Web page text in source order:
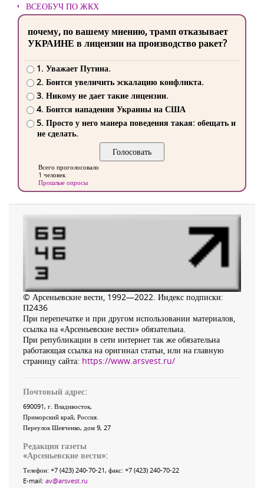
ВСЕОБУЧ ПО ЖКХ
почему, по вашему мнению, трамп отказывает
УКРАИНЕ в лицензии на производство ракет?
1. Уважает Путина.
2. Боится увеличить эскалацию конфликта.
3. Никому не дает такие лицензии.
4. Боится нападения Украины на США
5. Просто у него манера поведения такая: обещать и
не сделать.
Всего проголосовало
1 человек
Прошлые опросы
© Арсеньевские вести, 1992—2022. Индекс подписки:
П2436
При перепечатке и при другом использовании материалов,
ссылка на «Арсеньевские вести» обязательна.
При републикации в сети интернет так же обязательна
работающая ссылка на оригинал статьи, или на главную
страницу сайта: https://www.arsvest.ru/
Почтовый адрес:
690091, г. Владивосток,
Приморский край, Россия
Переулок Шевченко, дом 9, 27
Редакция газеты
«Арсеньевские вести»:
Телефон: +7 (423) 240-70-21, факс: +7 (423) 240-70-22
E-mail: av@arsvest.ru